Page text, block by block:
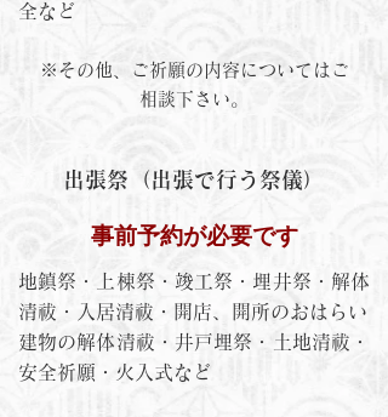
全など
※その他、ご祈願の内容についてはご
相談下さい。
出張祭（出張で行う祭儀）
事前予約が必要です
地鎮祭・上棟祭・竣工祭・埋井祭・解体
清祓・入居清祓・開店、開所のおはらい
建物の解体清祓・井戸埋祭・土地清祓・
安全祈願・火入式など